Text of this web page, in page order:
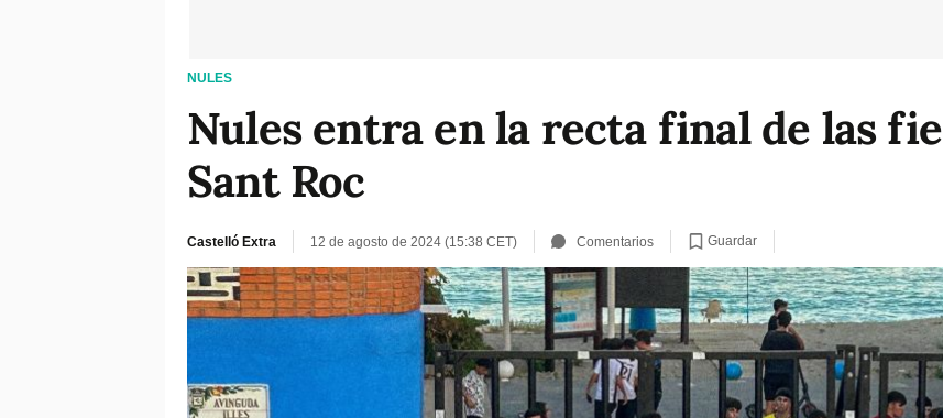
NULES
Nules entra en la recta final de las
Sant Roc
Castelló Extra 12 de agosto de 2024 (15:38 CET) Comentarios Guardar